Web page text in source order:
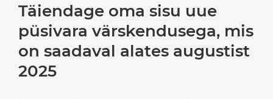
Täiendage oma sisu uue
püsivara värskendusega, mis
on saadaval alates augustist
2025